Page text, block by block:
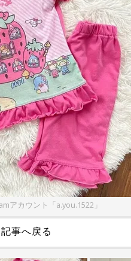
アカウント「a.you.1522」
記事へ戻る